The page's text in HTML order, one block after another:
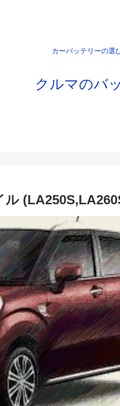
カーバッテリーの選
クルマのバ